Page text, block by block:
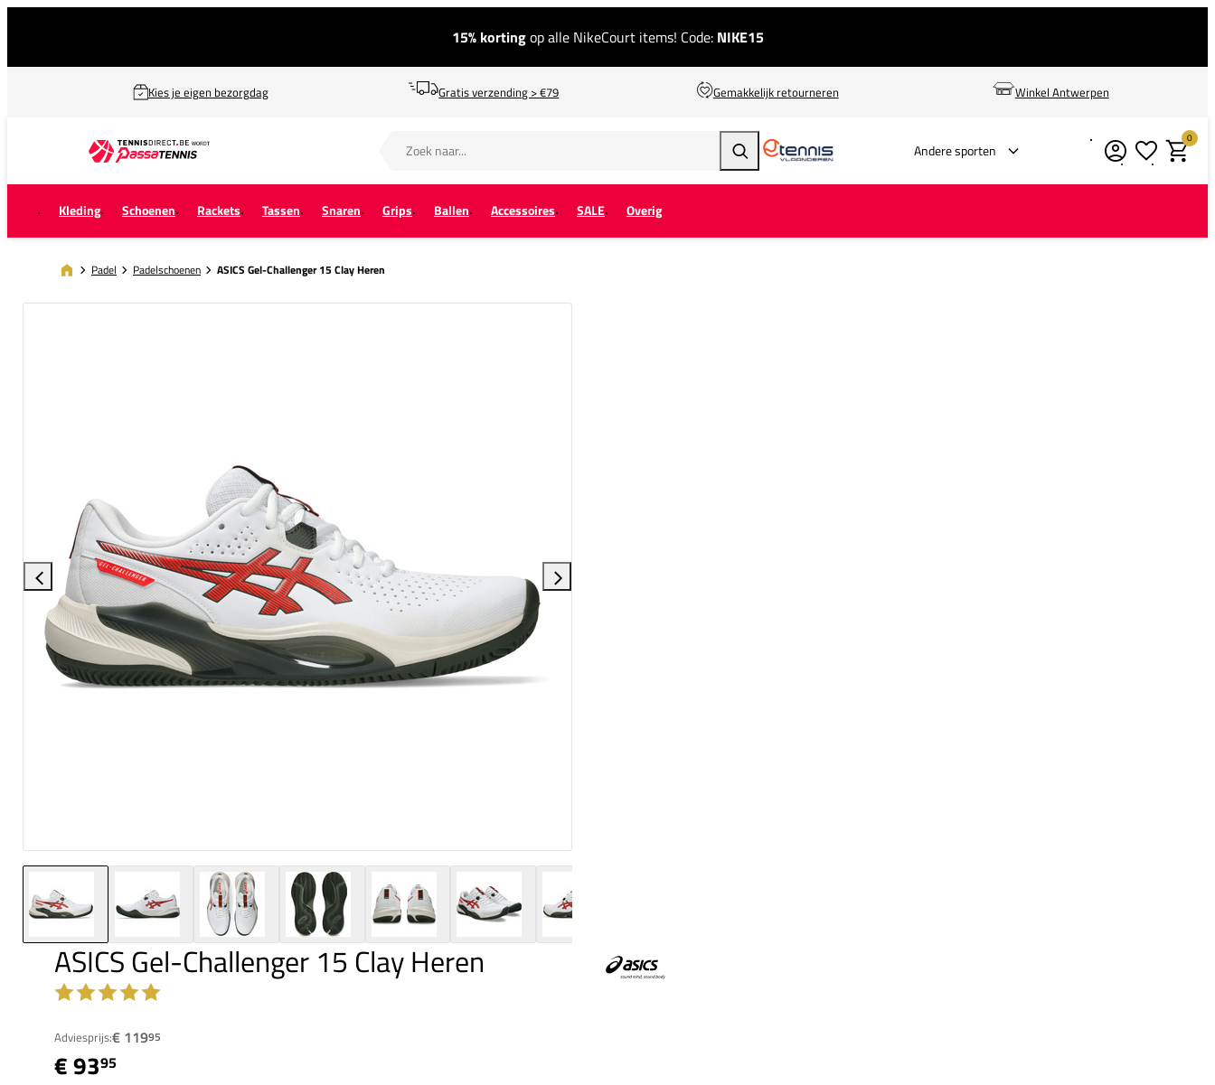
15% kortingop alle NikeCourt items! Code: NIKE15
Kies je eigen bezorgdag Gratis verzending > €79 Gemakkelijk retourneren Winkel Antwerpen
Zoeken Andere sporten Verlanglijstje
0
Kleding Schoenen Rackets Tassen Snaren Grips Ballen Accessoires SALE Overig
Padel Padelschoenen ASICS Gel-Challenger 15 Clay Heren
ASICS Gel-Challenger 15 Clay Heren
Adviesprijs:€ 11995
€ 9395